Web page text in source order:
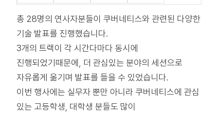
총 28명의 연사자분들이 쿠버네티스와 관련된 다양한
기술 발표를 진행했습니다.
3개의 트랙이 각 시간다마다 동시에
진행되었기때문에, 더 관심있는 분야의 세션으로
자유롭게 옮기며 발표를 들을 수 있었습니다.
이번 행사에는 실무자 뿐만 아니라 쿠버네티스에 관심
있는 고등학생, 대학생 분들도 많이